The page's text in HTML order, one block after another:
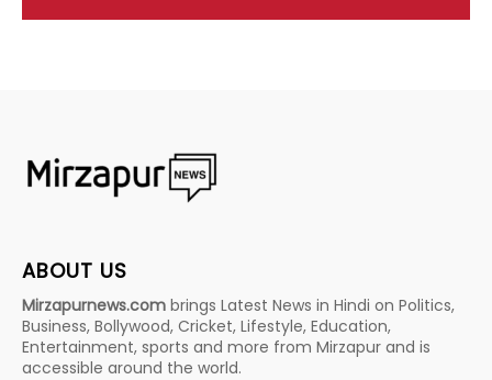
ABOUT US
Mirzapurnews.com brings Latest News in Hindi on Politics,
Business, Bollywood, Cricket, Lifestyle, Education,
Entertainment, sports and more from Mirzapur and is
accessible around the world.